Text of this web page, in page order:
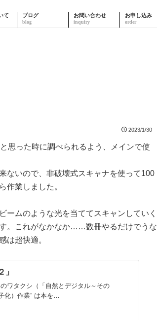
て ブログ お問い合わせ お申し込み
2023/1/30
思った時に調べられるよう、メインで使
ないので、非破壊式スキャナを使って100
作業しました。
ームのような光を当ててスキャンしていく
。これがなかなか……数冊やるだけでうな
は超快適。
」
ワタクシ（「自然とデジタル～その
化）作業” は本を…